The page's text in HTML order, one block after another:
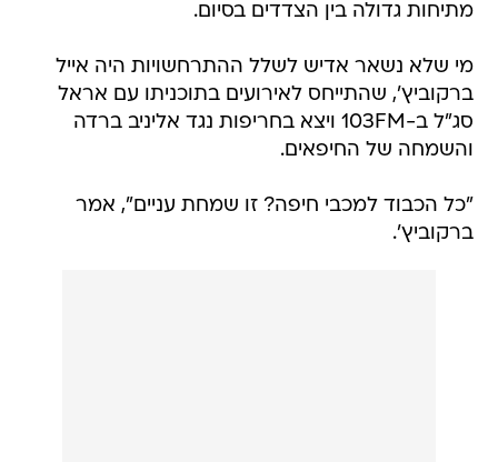
מתיחות גדולה בין הצדדים בסיום.
מי שלא נשאר אדיש לשלל ההתרחשויות היה אייל
ברקוביץ', שהתייחס לאירועים בתוכניתו עם אראל
סג"ל ב-103FM ויצא בחריפות נגד אליניב ברדה
והשמחה של החיפאים.
"כל הכבוד למכבי חיפה? זו שמחת עניים", אמר
ברקוביץ'.